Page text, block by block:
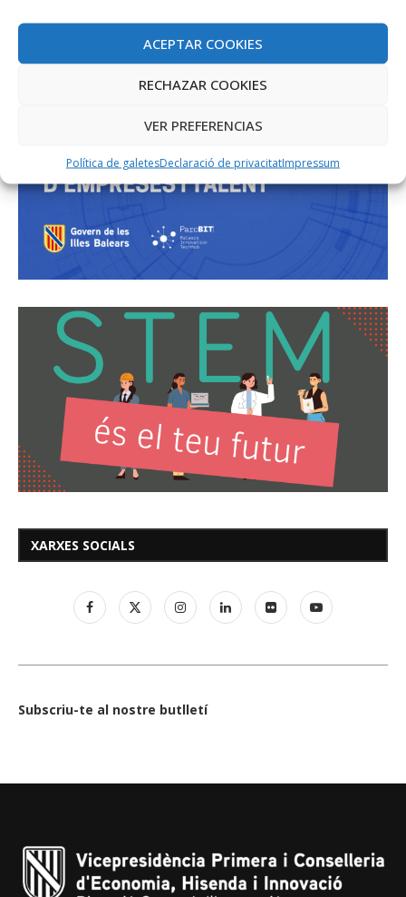
ACEPTAR COOKIES
RECHAZAR COOKIES
VER PREFERENCIAS
Política de galetesDeclaració de privacitatImpressum
XARXES SOCIALS
Subscriu-te al nostre butlletí